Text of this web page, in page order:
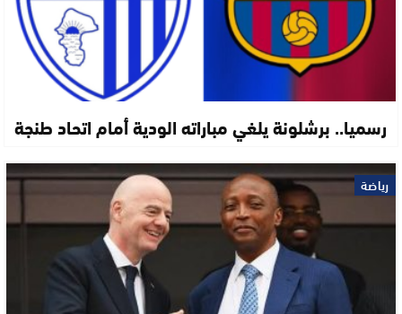
رسميا.. برشلونة يلغي مباراته الودية أمام اتحاد طنجة
رياضة